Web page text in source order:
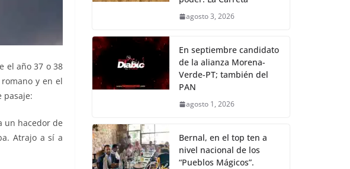
el año 37 o 38
y en el
pasaje:
un hacedor de
Atrajo a sí a
agosto 3, 2026
En septiembre candidato
de la alianza Morena-
Verde-PT; también del
PAN
agosto 1, 2026
Bernal, en el top ten a
nivel nacional de los
“Pueblos Mágicos”.